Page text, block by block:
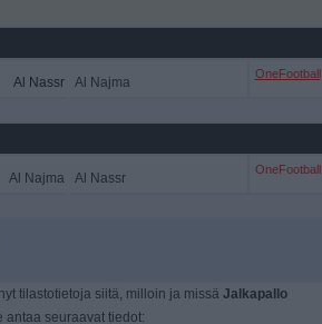
Al Nassr Al Najma
OneFootball
Al Najma Al Nassr
OneFootball
tilastotietoja siitä, milloin ja missä Jalkapallo
antaa seuraavat tiedot: